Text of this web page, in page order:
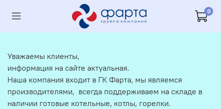
0
Уважаемы клиенты,
информация на сайте актуальная.
Наша компания входит в ГК Фарта, мы являемся
производителями, всегда поддерживаем на складе в
наличии готовые котельные, котлы, горелки.